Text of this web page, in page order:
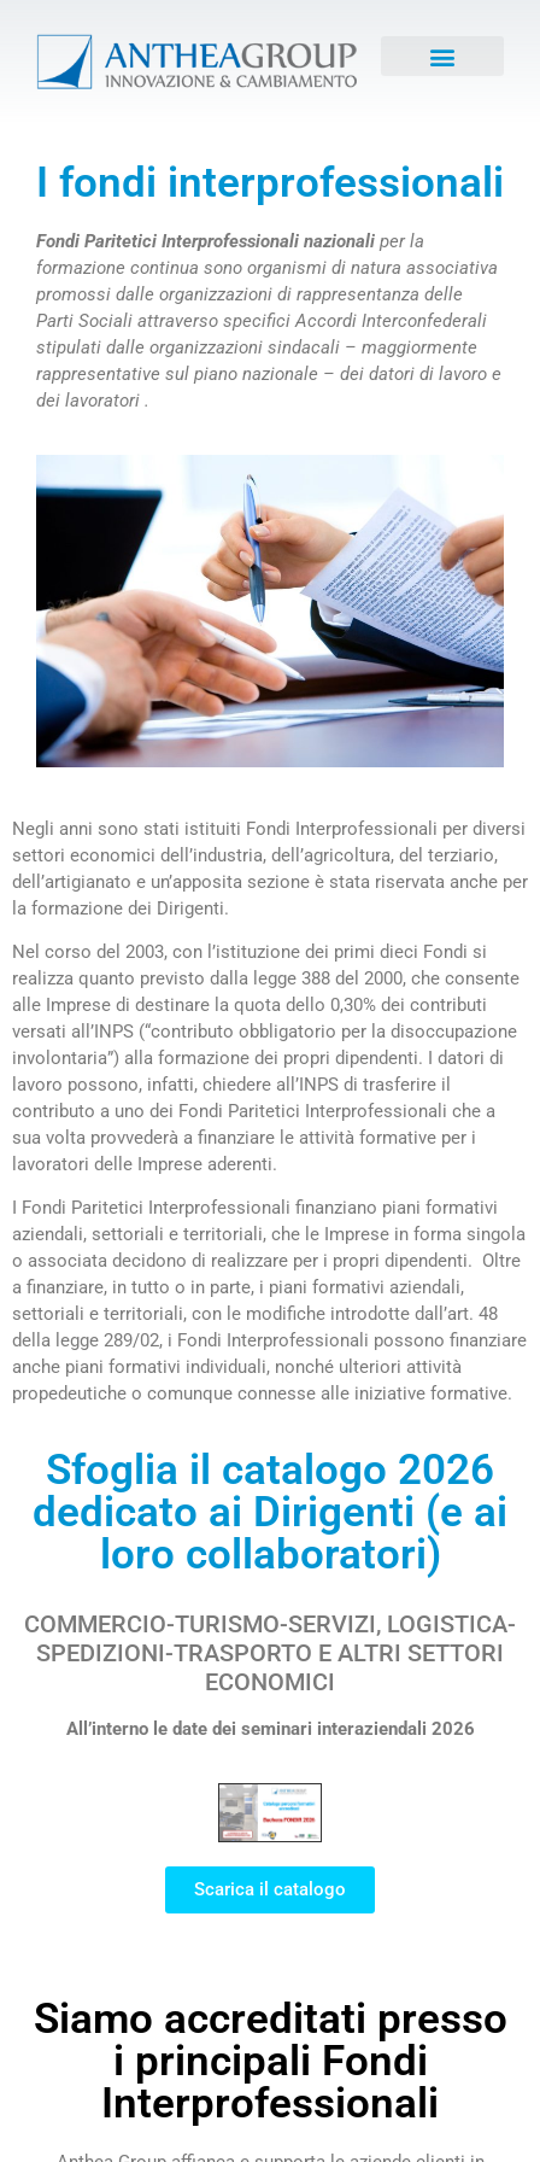
I fondi interprofessionali
Fondi Paritetici Interprofessionali nazionali per la
formazione continua sono organismi di natura associativa
promossi dalle organizzazioni di rappresentanza delle
Parti Sociali attraverso specifici Accordi Interconfederali
stipulati dalle organizzazioni sindacali – maggiormente
rappresentative sul piano nazionale – dei datori di lavoro e
dei lavoratori .
Negli anni sono stati istituiti Fondi Interprofessionali per diversi
settori economici dell’industria, dell’agricoltura, del terziario,
dell’artigianato e un’apposita sezione è stata riservata anche per
la formazione dei Dirigenti.
Nel corso del 2003, con l’istituzione dei primi dieci Fondi si
realizza quanto previsto dalla legge 388 del 2000, che consente
alle Imprese di destinare la quota dello 0,30% dei contributi
versati all’INPS (“contributo obbligatorio per la disoccupazione
involontaria”) alla formazione dei propri dipendenti. I datori di
lavoro possono, infatti, chiedere all’INPS di trasferire il
contributo a uno dei Fondi Paritetici Interprofessionali che a
sua volta provvederà a finanziare le attività formative per i
lavoratori delle Imprese aderenti.
I Fondi Paritetici Interprofessionali finanziano piani formativi
aziendali, settoriali e territoriali, che le Imprese in forma singola
o associata decidono di realizzare per i propri dipendenti. Oltre
a finanziare, in tutto o in parte, i piani formativi aziendali,
settoriali e territoriali, con le modifiche introdotte dall’art. 48
della legge 289/02, i Fondi Interprofessionali possono finanziare
anche piani formativi individuali, nonché ulteriori attività
propedeutiche o comunque connesse alle iniziative formative.
Sfoglia il catalogo 2026
dedicato ai Dirigenti (e ai
loro collaboratori)
COMMERCIO-TURISMO-SERVIZI, LOGISTICA-
SPEDIZIONI-TRASPORTO E ALTRI SETTORI
ECONOMICI
All’interno le date dei seminari interaziendali 2026
Scarica il catalogo
Siamo accreditati presso
i principali Fondi
Interprofessionali